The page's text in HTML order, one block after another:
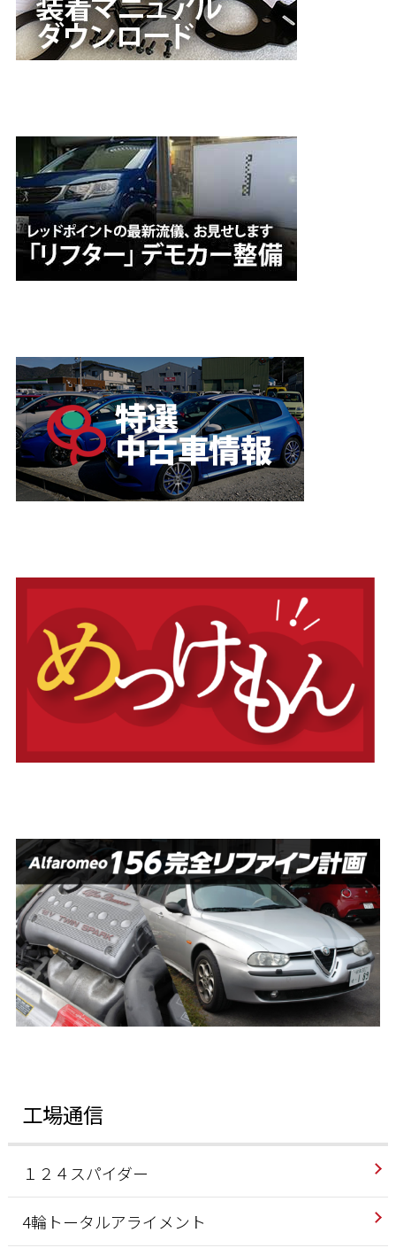
工場通信
１２４スパイダー
4輪トータルアライメント